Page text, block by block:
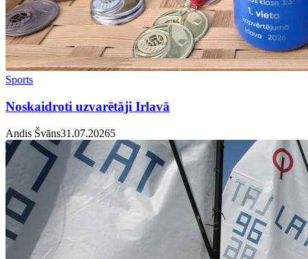
Sports
Noskaidroti uzvarētāji Irlavā
Andis Švāns31.07.20265